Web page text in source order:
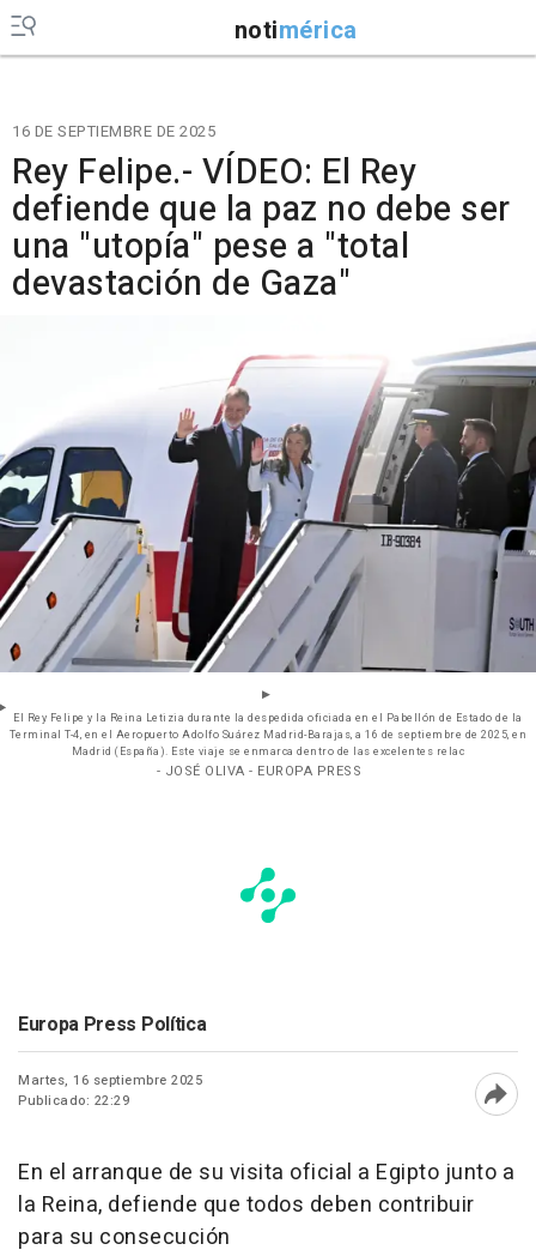
notimérica
16 DE SEPTIEMBRE DE 2025
Rey Felipe.- VÍDEO: El Rey
defiende que la paz no debe ser
una "utopía" pese a "total
devastación de Gaza"
El Rey Felipe y la Reina Letizia durante la despedida oficiada en el Pabellón de Estado de la
Terminal T-4, en el Aeropuerto Adolfo Suárez Madrid-Barajas, a 16 de septiembre de 2025, en
Madrid (España). Este viaje se enmarca dentro de las excelentes relac
- JOSÉ OLIVA - EUROPA PRESS
Europa Press Política
Martes, 16 septiembre 2025
Publicado: 22:29
En el arranque de su visita oficial a Egipto junto a
la Reina, defiende que todos deben contribuir
para su consecución